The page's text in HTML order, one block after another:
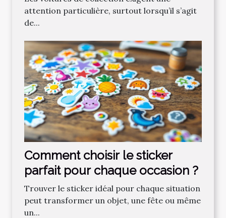
attention particulière, surtout lorsqu’il s’agit
de...
Comment choisir le sticker
parfait pour chaque occasion ?
Trouver le sticker idéal pour chaque situation
peut transformer un objet, une fête ou même
un...